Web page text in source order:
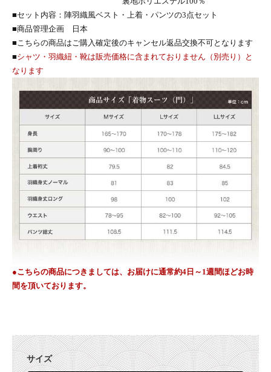
■セット内容：陣羽織風ベスト・上着・パンツの3点セット
■商品管理企画 日本
■こちらの商品はご購入確定後のキャンセル返品交換不可となります
■シャツ・羽織紐・靴は販売価格に含まれておりません（別売り）と
なります
●こちらの商品につきましては、お届けに通常約4日～1週間ほどお時
間を頂いております。
サイズ